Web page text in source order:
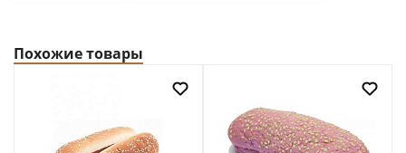
Похожие товары